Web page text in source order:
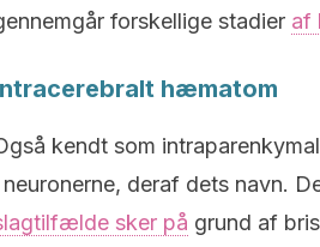
forskellige stadier af
hæmatom
kendt som
neuronerne, deraf dets navn.
sker på grund af